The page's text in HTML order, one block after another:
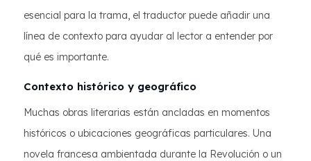
esencial para la trama, el traductor puede añadir una
línea de contexto para ayudar al lector a entender por
qué es importante.
Contexto histórico y geográfico
Muchas obras literarias están ancladas en momentos
históricos o ubicaciones geográficas particulares. Una
novela francesa ambientada durante la Revolución o un